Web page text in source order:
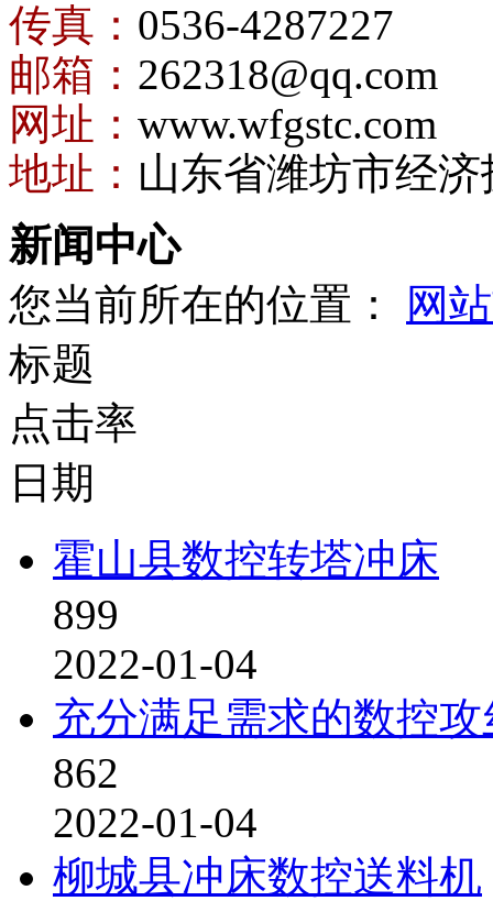
传真： 0536-4287227
邮箱： 262318@qq.com
网址： www.wfgstc.com
地址： 山东省潍坊市经
新闻中心
您当前所在的位置：
网
标题
点击率
日期
霍山县数控转塔冲床
899
2022-01-04
充分满足需求的数控
862
2022-01-04
柳城县冲床数控送料机